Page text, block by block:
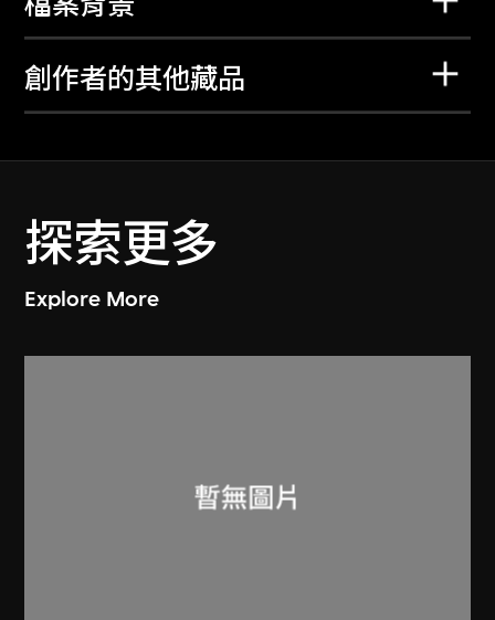
創作者的其他藏品
探索更多
Explore More